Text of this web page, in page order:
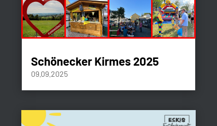
Schönecker Kirmes 2025
09.09.2025